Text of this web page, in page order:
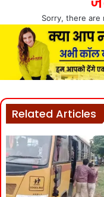
Sorry, there are
Related Articles